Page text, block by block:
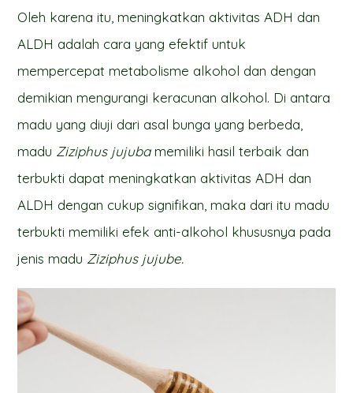
Oleh karena itu, meningkatkan aktivitas ADH dan
ALDH adalah cara yang efektif untuk
mempercepat metabolisme alkohol dan dengan
demikian mengurangi keracunan alkohol. Di antara
madu yang diuji dari asal bunga yang berbeda,
madu Ziziphus jujubamemiliki hasil terbaik dan
terbukti dapat meningkatkan aktivitas ADH dan
ALDH dengan cukup signifikan, maka dari itu madu
terbukti memiliki efek anti-alkohol khususnya pada
jenis madu Ziziphus jujube.